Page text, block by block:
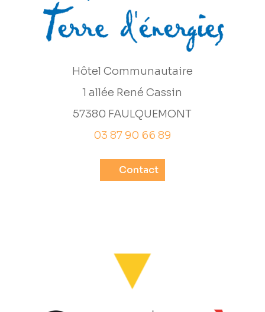
Hôtel Communautaire
1 allée René Cassin
57380 FAULQUEMONT
03 87 90 66 89
Contact